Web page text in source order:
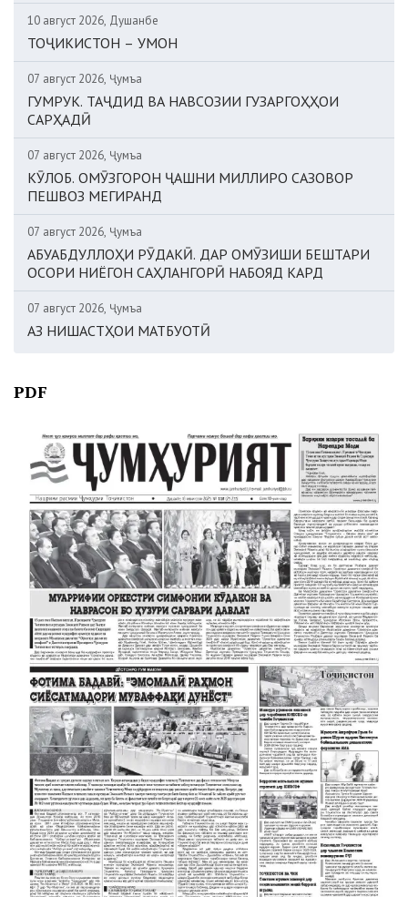
10 август 2026, Душанбе
ТОҶИКИСТОН – УМОН
07 август 2026, Ҷумъа
ГУМРУК. ТАҶДИД ВА НАВСОЗИИ ГУЗАРГОҲҲОИ
САРҲАДӢ
07 август 2026, Ҷумъа
КӮЛОБ. ОМӮЗГОРОН ҶАШНИ МИЛЛИРО САЗОВОР
ПЕШВОЗ МЕГИРАНД
07 август 2026, Ҷумъа
АБУАБДУЛЛОҲИ РӮДАКӢ. ДАР ОМӮЗИШИ БЕШТАРИ
ОСОРИ НИЁГОН САҲЛАНГОРӢ НАБОЯД КАРД
07 август 2026, Ҷумъа
АЗ НИШАСТҲОИ МАТБУОТӢ
PDF